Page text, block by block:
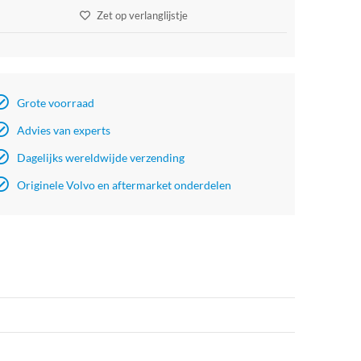
Zet op verlanglijstje
Grote voorraad
Advies van experts
Dagelijks wereldwijde verzending
Originele Volvo en aftermarket onderdelen